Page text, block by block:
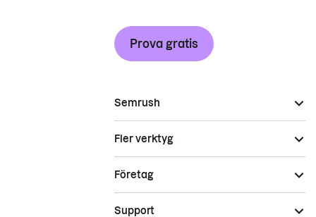
Prova gratis
Semrush
Fler verktyg
Företag
Support